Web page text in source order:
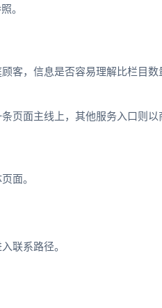
。
客，信息是否容易理解比栏目
页面主线上，其他服务入口则以
面。
联系路径。